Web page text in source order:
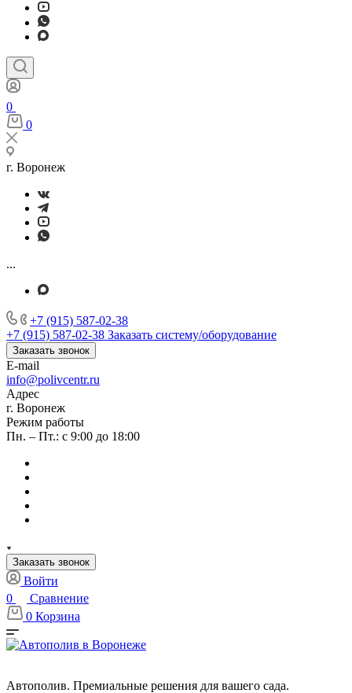
0
0
г. Воронеж
...
+7 (915) 587-02-38
+7 (915) 587-02-38 Заказать систему/оборудование
Заказать звонок
E-mail
info@polivcentr.ru
Адрес
г. Воронеж
Режим работы
Пн. – Пт.: с 9:00 до 18:00
Заказать звонок
Войти
0
Сравнение
0 Корзина
Автополив. Премиальные решения для вашего сада.